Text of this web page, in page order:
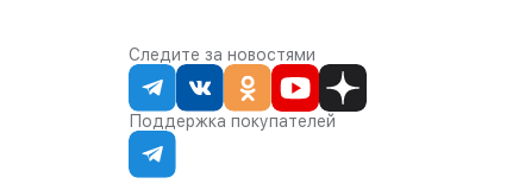
Следите за новостями
Поддержка покупателей